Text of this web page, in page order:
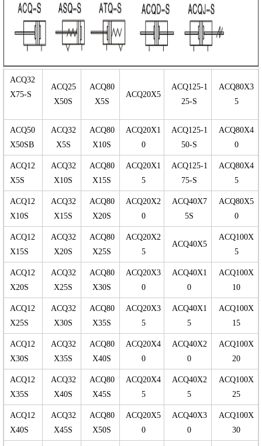
ACQ32
X75-S
ACQ25
X50S
ACQ80
X5S
ACQ20X5
ACQ125-1
25-S
ACQ80X3
5
ACQ50
X50SB
ACQ32
X5S
ACQ80
X10S
ACQ20X1
0
ACQ125-1
50-S
ACQ80X4
0
ACQ12
X5S
ACQ32
X10S
ACQ80
X15S
ACQ20X1
5
ACQ125-1
75-S
ACQ80X4
5
ACQ12
X10S
ACQ32
X15S
ACQ80
X20S
ACQ20X2
0
ACQ40X7
5S
ACQ80X5
0
ACQ12
X15S
ACQ32
X20S
ACQ80
X25S
ACQ20X2
5
ACQ40X5
ACQ100X
5
ACQ12
X20S
ACQ32
X25S
ACQ80
X30S
ACQ20X3
0
ACQ40X1
0
ACQ100X
10
ACQ12
X25S
ACQ32
X30S
ACQ80
X35S
ACQ20X3
5
ACQ40X1
5
ACQ100X
15
ACQ12
X30S
ACQ32
X35S
ACQ80
X40S
ACQ20X4
0
ACQ40X2
0
ACQ100X
20
ACQ12
X35S
ACQ32
X40S
ACQ80
X45S
ACQ20X4
5
ACQ40X2
5
ACQ100X
25
ACQ12
X40S
ACQ32
X45S
ACQ80
X50S
ACQ20X5
0
ACQ40X3
0
ACQ100X
30